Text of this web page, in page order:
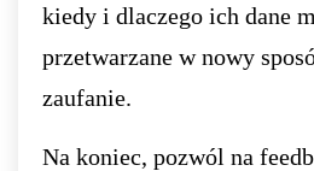
kiedy i dlaczego ich dane
przetwarzane w nowy
zaufanie.
Na koniec, pozwól na